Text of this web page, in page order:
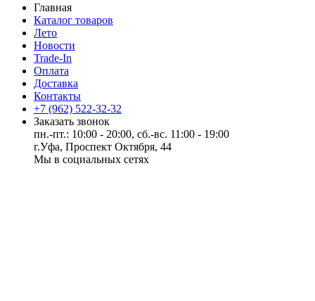
Главная
Каталог товаров
Лето
Новости
Trade-In
Оплата
Доставка
Контакты
+7 (962) 522-32-32
Заказать звонок
пн.-пт.: 10:00 - 20:00, сб.-вс. 11:00 - 19:00
г.Уфа, Проспект Октября, 44
Мы в социальных сетях